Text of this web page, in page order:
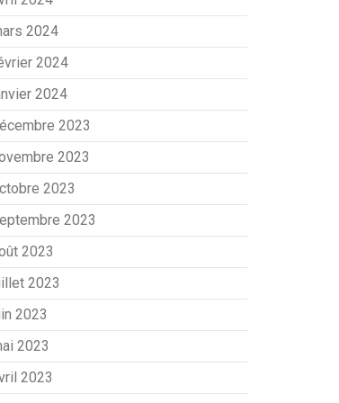
2024
2024
2024
2023
2023
2023
2023
2023
2023
2023
2023
2023